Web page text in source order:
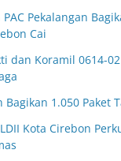
Pekalangan
Cai
dan Koramil 0614-
Bagikan 1.050 Paket
Kota Cirebon